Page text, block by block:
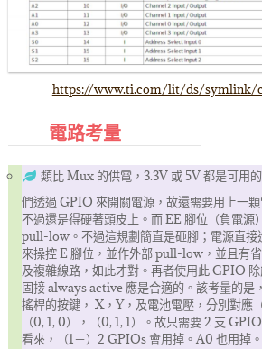
https://www.ti.com/lit/ds/symlink/
電路考量
類比 Mux 的供電，3.3V 或 5V 都是可用
們透過 GPIO 來開關電源，故還需要用上一
不過還是得硬著頭皮上。而 EE 腳位（負電源
pull-low。不過這規劃簡直是砸腳；電源直接
來操控 E 腳位，並作外部 pull-low，並且有
及複雜線路，如此才對。再者使用此 GPIO
固接 always active 應是合適的。該考量的
搖桿的按鍵， X，Y，及電池電壓，分別對應
（0, 1, 0），（0, 1, 1）。故只需要 2 支
看來，（1＋）2 GPIOs 會用掉。A0 也用掉。